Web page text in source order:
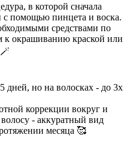
в которой сначала
с помощью пинцета и воска.
средствами по
к окрашиванию краской или
дней, но на волосках - до 3х
коррекции вокруг и
- аккуратный вид
месяца 🥰